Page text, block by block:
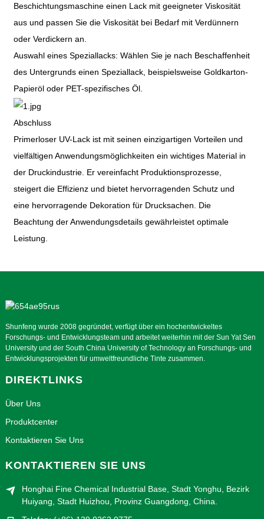
Beschichtungsmaschine einen Lack mit geeigneter Viskosität
aus und passen Sie die Viskosität bei Bedarf mit Verdünnern
oder Verdickern an.
Auswahl eines Speziallacks: Wählen Sie je nach Beschaffenheit
des Untergrunds einen Speziallack, beispielsweise Goldkarton-
Papieröl oder PET-spezifisches Öl.
Abschluss
Primerloser UV-Lack ist mit seinen einzigartigen Vorteilen und
vielfältigen Anwendungsmöglichkeiten ein wichtiges Material in
der Druckindustrie. Er vereinfacht Produktionsprozesse,
steigert die Effizienz und bietet hervorragenden Schutz und
eine hervorragende Dekoration für Drucksachen. Die
Beachtung der Anwendungsdetails gewährleistet optimale
Leistung.
Shunfeng wurde 2008 gegründet, verfügt über ein hochentwickeltes
Forschungs- und Entwicklungsteam und arbeitet weiterhin mit der Sun Yat Sen
University und der South China University of Technology an Forschungs- und
Entwicklungsprojekten für umweltfreundliche Tinte zusammen.
DIREKTLINKS
Über Uns
Produktcenter
Kontaktieren Sie Uns
KONTAKTIEREN SIE UNS
Honghai Fine Chemical Industrial Base, Stadt Yonghu, Bezirk
Huiyang, Stadt Huizhou, Provinz Guangdong, China.